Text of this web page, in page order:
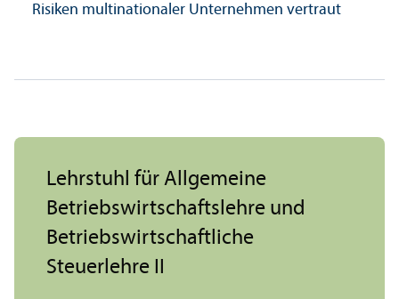
Risiken multinationaler Unter­nehmen vertraut
Lehr­stuhl für Allgemeine
Betriebs­wirtschafts­lehre und
Betriebs­wirtschaft­liche
Steuerlehre II